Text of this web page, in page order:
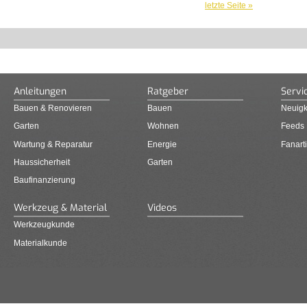
letzte Seite »
Anleitungen
Bauen & Renovieren
Garten
Wartung & Reparatur
Haussicherheit
Baufinanzierung
Ratgeber
Bauen
Wohnen
Energie
Garten
Feeds
Werkzeug & Material
Werkzeugkunde
Materialkunde
Videos